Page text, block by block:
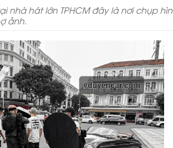
nhà hát lớn TPHCM đây là nơi chụp
ảnh.